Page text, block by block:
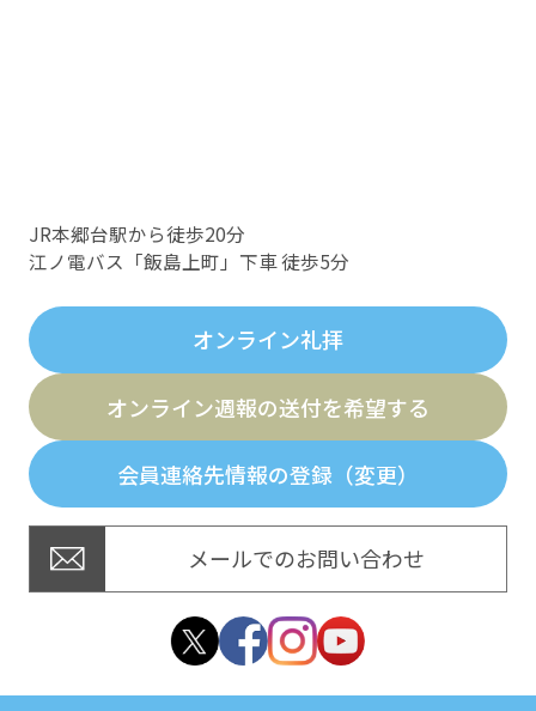
JR本郷台駅から徒歩20分
江ノ電バス「飯島上町」下車 徒歩5分
オンライン礼拝
オンライン週報の送付を希望する
会員連絡先情報の登録（変更）
メールでのお問い合わせ